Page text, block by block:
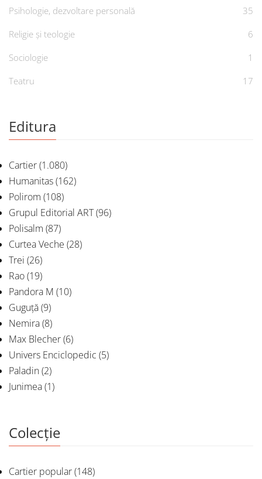
Psihologie, dezvoltare personală
35
Religie și teologie
6
Sociologie
1
Teatru
17
Editura
Cartier(1.080)
Humanitas(162)
Polirom (108)
Grupul Editorial ART(96)
Polisalm (87)
Curtea Veche (28)
Trei (26)
Rao(19)
Pandora M (10)
Guguță(9)
Nemira(8)
Max Blecher(6)
Univers Enciclopedic (5)
Paladin(2)
Junimea(1)
Colecție
Cartier popular(148)